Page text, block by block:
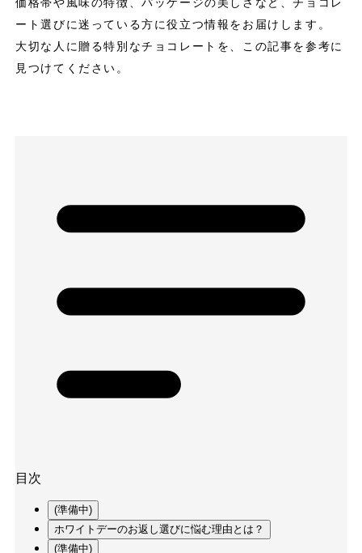
ート選びに迷っている方に役立つ情報をお届けします。
大切な人に贈る特別なチョコレートを、この記事を参考に
見つけてください。
目次
(準備中)
ホワイトデーのお返し選びに悩む理由とは？
(準備中)